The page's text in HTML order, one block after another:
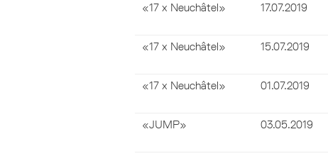
«17 x Neuchâtel»
17.07.2019
«17 x Neuchâtel»
15.07.2019
«17 x Neuchâtel»
01.07.2019
«JUMP»
03.05.2019